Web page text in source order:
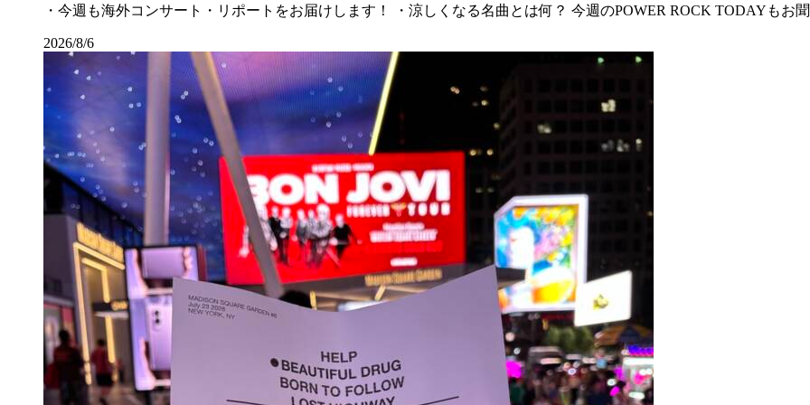
・今週も海外コンサート・リポートをお届けします！ ・涼しくなる名曲とは何？ 今週のPOWER ROCK TODAYも
2026/8/6